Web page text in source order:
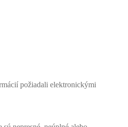
požiadali elektronickými